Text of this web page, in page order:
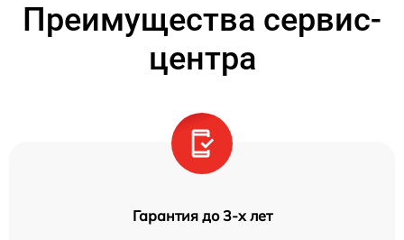
Преимущества сервис-
центра
Гарантия до 3-х лет